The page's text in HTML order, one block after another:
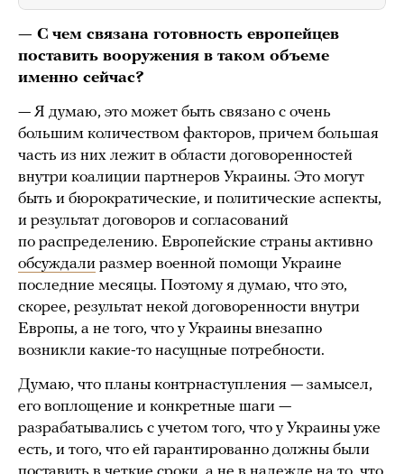
— С чем связана готовность европейцев
поставить вооружения в таком объеме
именно сейчас?
— Я думаю, это может быть связано с очень
большим количеством факторов, причем большая
часть из них лежит в области договоренностей
внутри коалиции партнеров Украины. Это могут
быть и бюрократические, и политические аспекты,
и результат договоров и согласований
по распределению. Европейские страны активно
обсуждали размер военной помощи Украине
последние месяцы. Поэтому я думаю, что это,
скорее, результат некой договоренности внутри
Европы, а не того, что у Украины внезапно
возникли какие-то насущные потребности.
Думаю, что планы контрнаступления — замысел,
его воплощение и конкретные шаги —
разрабатывались с учетом того, что у Украины уже
есть, и того, что ей гарантированно должны были